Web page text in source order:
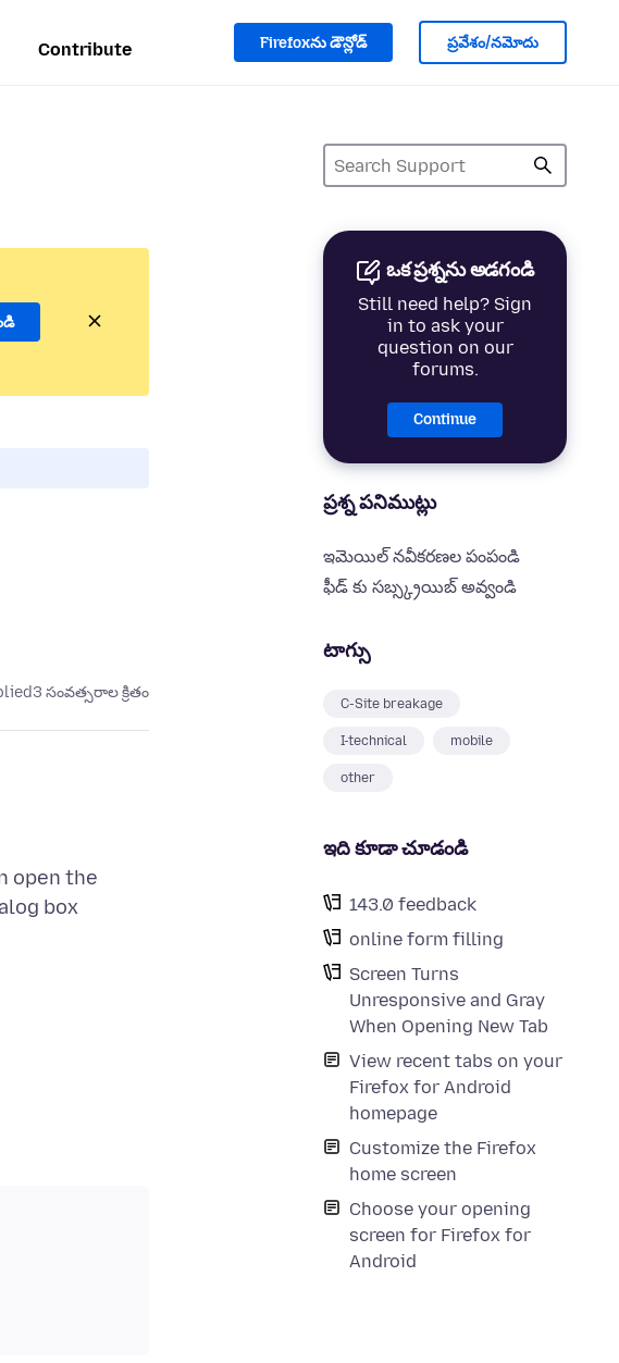
Contribute Firefoxను డౌన్లోడ్ ప్రవేశం/నమోదు
ఒక ప్రశ్నను అడగండి
Still need help? Sign
in to ask your
question on our
forums.
Continue
ప్రశ్న పనిముట్లు
ఇమెయిల్ నవీకరణల పంపండి
ఫీడ్ కు సబ్స్క్రయిబ్ అవ్వండి
టాగ్సు
C-Site breakage
I-technical mobile
other
ఇది కూడా చూడండి
143.0 feedback
online form filling
Screen Turns
Unresponsive and Gray
When Opening New Tab
View recent tabs on your
Firefox for Android
homepage
Customize the Firefox
home screen
Choose your opening
screen for Firefox for
Android
3 సంవత్సరాల క్రితం
open the
box